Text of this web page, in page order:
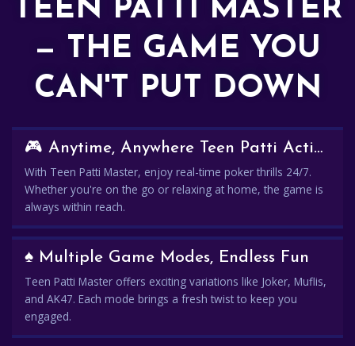
TEEN PATTI MASTER
— THE GAME YOU
CAN'T PUT DOWN
🎮 Anytime, Anywhere Teen Patti Action
With Teen Patti Master, enjoy real-time poker thrills 24/7.
Whether you're on the go or relaxing at home, the game is
always within reach.
♠️ Multiple Game Modes, Endless Fun
Teen Patti Master offers exciting variations like Joker, Muflis,
and AK47. Each mode brings a fresh twist to keep you
engaged.